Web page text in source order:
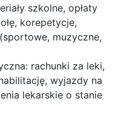
szkolne, opłaty
korepetycje,
muzyczne,
rachunki za leki,
wyjazdy na
lekarskie o stanie